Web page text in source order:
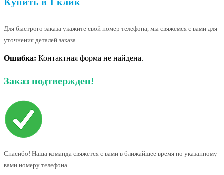
Для быстрого заказа укажите свой номер телефона, мы свяжемся с вами для
уточнения деталей заказа.
Ошибка: Контактная форма не найдена.
Заказ подтвержден!
Спасибо! Наша команда свяжется с вами в ближайшее время по указанному
вами номеру телефона.